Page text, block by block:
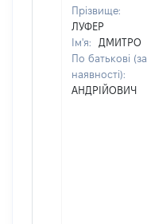
Прізвище:
ЛУФЕР
Ім'я:
ДМИТРО
По батькові (за
наявності):
АНДРІЙОВИЧ